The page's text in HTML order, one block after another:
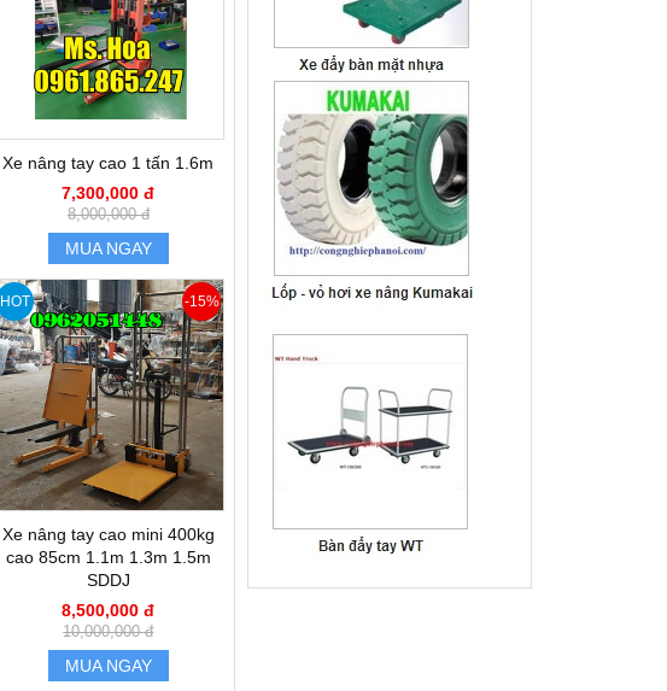
Xe nâng tay cao 1 tấn 1.6m
7,300,000 đ
8,000,000 đ
MUA NGAY
-15%
HOT
Xe nâng tay cao mini 400kg
cao 85cm 1.1m 1.3m 1.5m
SDDJ
8,500,000 đ
10,000,000 đ
MUA NGAY